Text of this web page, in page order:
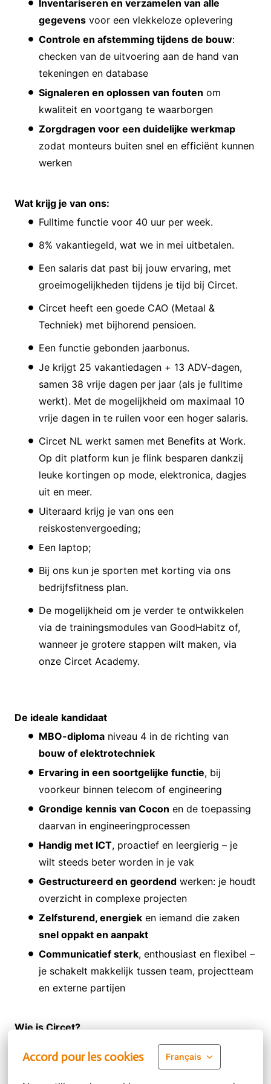
Accord pour les cookies Français
Inventariseren en verzamelen van alle
gegevens voor een vlekkeloze oplevering
Controle en afstemming tijdens de bouw:
checken van de uitvoering aan de hand van
tekeningen en database
Signaleren en oplossen van fouten om
kwaliteit en voortgang te waarborgen
Zorgdragen voor een duidelijke werkmap
zodat monteurs buiten snel en efficiënt kunnen
werken
Wat krijg je van ons:
Fulltime functie voor 40 uur per week.
8% vakantiegeld, wat we in mei uitbetalen.
Een salaris dat past bij jouw ervaring, met
groeimogelijkheden tijdens je tijd bij Circet.
Circet heeft een goede CAO (Metaal &
Techniek) met bijhorend pensioen.
Een functie gebonden jaarbonus.
Je krijgt 25 vakantiedagen + 13 ADV-dagen,
samen 38 vrije dagen per jaar (als je fulltime
werkt). Met de mogelijkheid om maximaal 10
vrije dagen in te ruilen voor een hoger salaris.
Circet NL werkt samen met Benefits at Work.
Op dit platform kun je flink besparen dankzij
leuke kortingen op mode, elektronica, dagjes
uit en meer.
Uiteraard krijg je van ons een
reiskostenvergoeding;
Een laptop;
Bij ons kun je sporten met korting via ons
bedrijfsfitness plan.
De mogelijkheid om je verder te ontwikkelen
via de trainingsmodules van GoodHabitz of,
wanneer je grotere stappen wilt maken, via
onze Circet Academy.
De ideale kandidaat
MBO-diploma niveau 4 in de richting van
bouw of elektrotechniek
Ervaring in een soortgelijke functie, bij
voorkeur binnen telecom of engineering
Grondige kennis van Cocon en de toepassing
daarvan in engineeringprocessen
Handig met ICT, proactief en leergierig – je
wilt steeds beter worden in je vak
Gestructureerd en geordend werken: je houdt
overzicht in complexe projecten
Zelfsturend, energiek en iemand die zaken
snel oppakt en aanpakt
Communicatief sterk, enthousiast en flexibel –
je schakelt makkelijk tussen team, projectteam
en externe partijen
Wie is Circet?
Facetimen met je familie, razendsnel internetten, je
elektrische auto opladen of een avondje Netflix: het